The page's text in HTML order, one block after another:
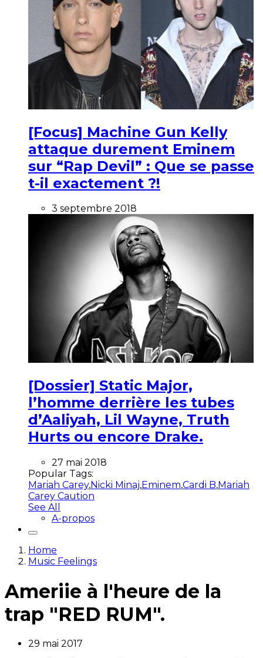
[Focus] Machine Gun Kelly
attaque durement Eminem
sur “Rap Devil” : Que se passe
t-il exactement ?!
3 septembre 2018
[Dossier] Static Major,
l’homme derrière les tubes
d’Aaliyah, Lil Wayne, Truth
Hurts ou encore Drake.
27 mai 2018
Popular Tags:
Mariah Carey,Nicki Minaj,Eminem,Cardi B,Mariah
Carey Caution
See All
A-propos
Home
Music Feelings
Ameriie à l'heure de la
trap "RED RUM".
29 mai 2017